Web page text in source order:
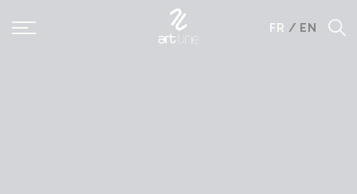
FR / EN
Panneau de gestion des cookies